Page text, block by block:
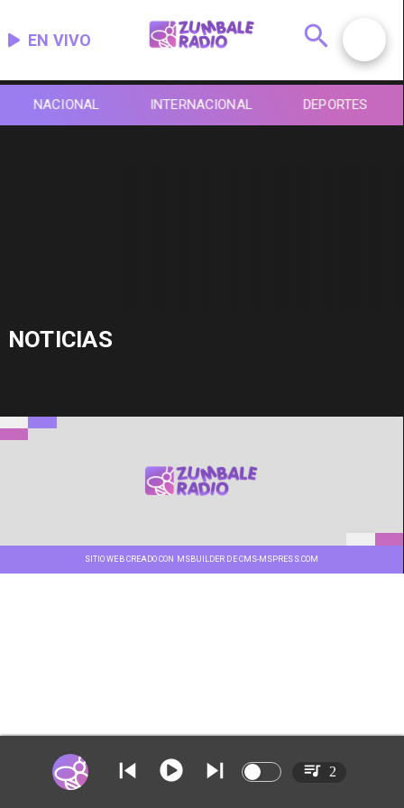
EN VIVO
NACIONAL INTERNACIONAL DEPORTES
NOTICIAS
SITIO WEB CREADO CON MSBUILDER DE CMS-MSPRESS.COM
2